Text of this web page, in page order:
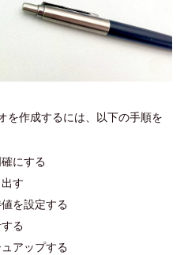
を作成するには、以下の手順を
にする
す
を設定する
る
アップする